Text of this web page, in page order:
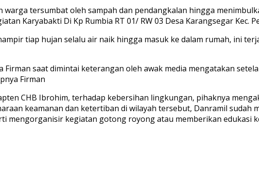
warga tersumbat oleh sampah dan pendangkalan hingga
Karyabakti Di Kp Rumbia RT 01/ RW 03 Desa Karangsegar Kec.
tiap hujan selalu air naik hingga masuk ke dalam rumah, ini
Firman saat dimintai keterangan oleh awak media mengatakan
Firman
CHB Ibrohim, terhadap kebersihan lingkungan, pihaknya
keamanan dan ketertiban di wilayah tersebut, Danramil sudah
mengorganisir kegiatan gotong royong atau memberikan edukasi